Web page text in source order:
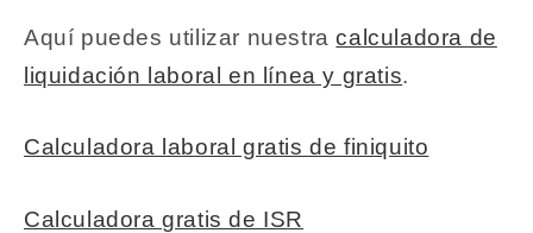
Aquí puedes utilizar nuestracalculadora de
liquidación laboral en línea y gratis.
Calculadora laboral gratis de finiquito
Calculadora gratis de ISR